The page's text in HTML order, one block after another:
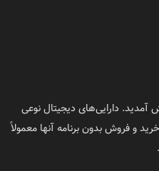
آمدید. دارایی‌های دیجیتال نوعی
و فروش بدون برنامه آنها معمولاً